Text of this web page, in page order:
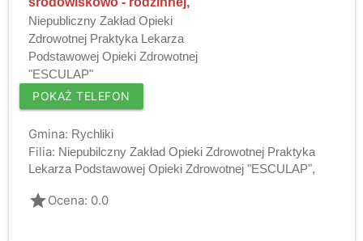
Niepubliczny Zakład Opieki
Zdrowotnej Praktyka Lekarza
Podstawowej Opieki Zdrowotnej
"ESCULAP"
POKAŻ TELEFON
Gmina: Rychliki
Filia: Niepubilczny Zakład Opieki Zdrowotnej Praktyka
Lekarza Podstawowej Opieki Zdrowotnej "ESCULAP",
gradeOcena: 0.0